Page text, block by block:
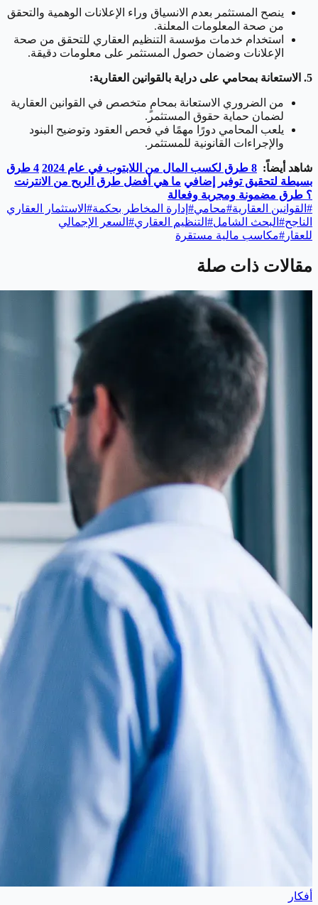
ينصح المستثمر بعدم الانسياق وراء الإعلانات الوهمية والتحقق
من صحة المعلومات المعلنة.
استخدام خدمات مؤسسة التنظيم العقاري للتحقق من صحة
الإعلانات وضمان حصول المستثمر على معلومات دقيقة.
5. الاستعانة بمحامي على دراية بالقوانين العقارية:
من الضروري الاستعانة بمحامٍ متخصص في القوانين العقارية
لضمان حماية حقوق المستثمر.
يلعب المحامي دورًا مهمًا في فحص العقود وتوضيح البنود
والإجراءات القانونية للمستثمر.
شاهد أيضاً: 8 طرق لكسب المال من اللابتوب في عام 2024
4 طرق
بسيطة لتحقيق توفير إضافي ما هي أفضل طرق الربح من الانترنت
؟ طرق مضمونة ومجربة وفعالة
# القوانين العقارية#محامي# إدارة المخاطر بحكمة# الاستثمار العقاري
الناجح# البحث الشامل# التنظيم العقاري# السعر الإجمالي
للعقار #مكاسب مالية مستقرة
مقالات ذات صلة
أفكار